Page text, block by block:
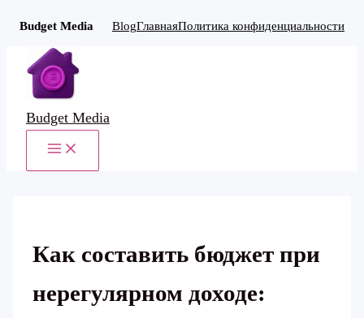
Budget Media BlogГлавнаяПолитика конфиденциальности
Перейти
содержимому
Budget Media
MAIN
Как составить бюджет при
нерегулярном доходе: